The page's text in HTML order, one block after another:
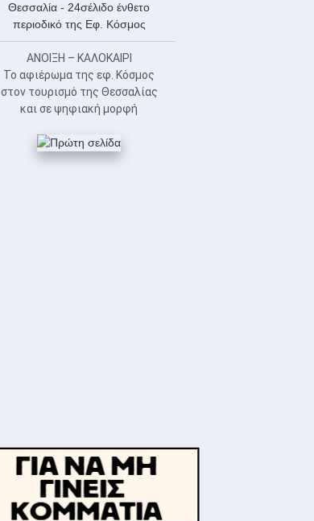
ΑΝΟΙΞΗ – ΚΑΛΟΚΑΙΡΙ
Το αφιέρωμα της εφ. Κόσμος
στον τουρισμό της Θεσσαλίας
και σε ψηφιακή μορφή